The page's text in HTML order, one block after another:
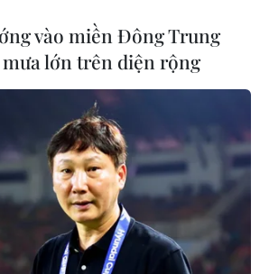
vụ vận chuyển 700kg ngà
trong gỗ
phố Hồ Chí Minh vừa phối hợp với
phát hiện lô hàng hơn 700kg là
cất giấu tinh vi trong các khúc gỗ
Cát Lái.
vào miền Đông Trung
lớn trên diện rộng